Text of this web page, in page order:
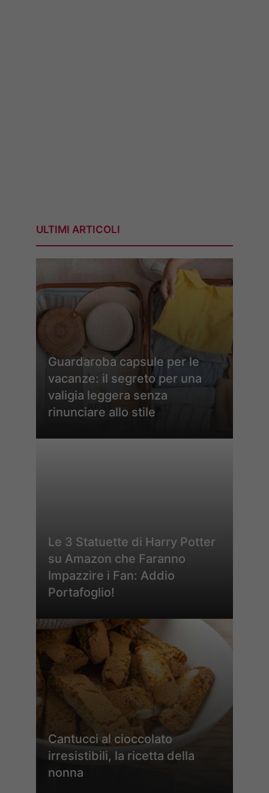
ULTIMI ARTICOLI
Guardaroba capsule per le
vacanze: il segreto per una
valigia leggera senza
rinunciare allo stile
Le 3 Statuette di Harry Potter
su Amazon che Faranno
Impazzire i Fan: Addio
Portafoglio!
Cantucci al cioccolato
irresistibili, la ricetta della
nonna